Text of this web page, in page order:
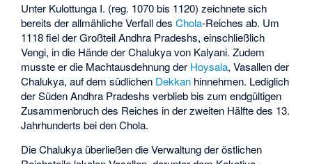
Unter Kulottunga I. (reg. 1070 bis 1120) zeichnete sich
bereits der allmähliche Verfall desChola-Reiches ab. Um
1118 fiel der Großteil Andhra Pradeshs, einschließlich
Vengi, in die Hände der Chalukya von Kalyani. Zudem
musste er die Machtausdehnung der Hoysala, Vasallen der
Chalukya, auf dem südlichen Dekkan hinnehmen. Lediglich
der Süden Andhra Pradeshs verblieb bis zum endgültigen
Zusammenbruch des Reiches in der zweiten Hälfte des 13.
Jahrhunderts bei den Chola.
Die Chalukya überließen die Verwaltung der östlichen